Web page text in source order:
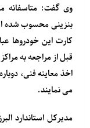
وی گفت: متاسفانه
بنزینی محسوب شده
کارت این خودروها
قبل از مراجعه به
اخذ معاینه فنی،
می نمایند.
مدیرکل استاندارد